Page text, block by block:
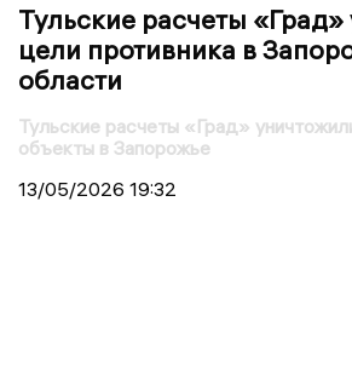
Тульские расчеты
цели противника в
области
Тульские расчеты «Град»
объекты в Запорожье
13/05/2026 19:32